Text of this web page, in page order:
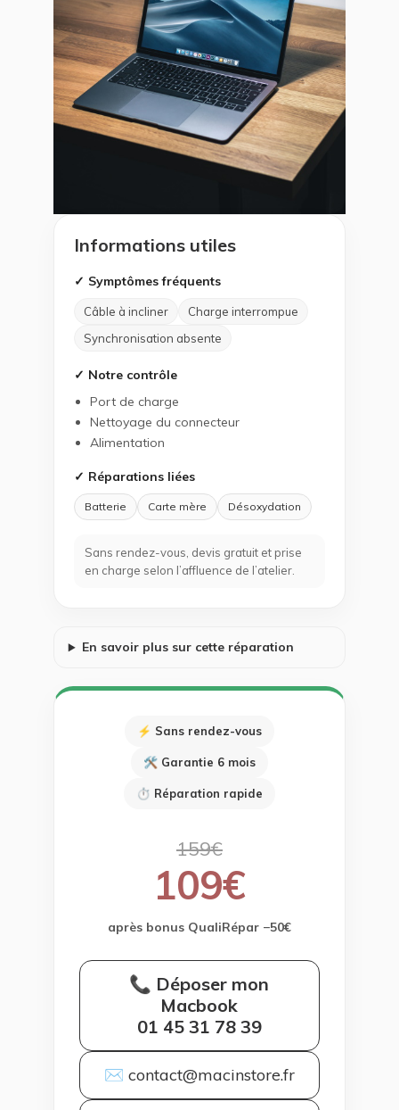
Informations utiles
✓ Symptômes fréquents
Câble à incliner
Charge interrompue
Synchronisation absente
✓ Notre contrôle
Port de charge
Nettoyage du connecteur
Alimentation
✓ Réparations liées
Batterie Carte mère Désoxydation
Sans rendez-vous, devis gratuit et prise
en charge selon l’affluence de l’atelier.
En savoir plus sur cette réparation
⚡ Sans rendez-vous
🛠 Garantie 6 mois
⏱ Réparation rapide
159€
109€
après bonus QualiRépar −50€
📞 Déposer mon
Macbook
01 45 31 78 39
✉ contact@macinstore.fr